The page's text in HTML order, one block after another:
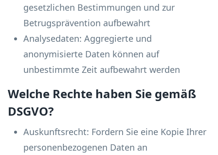
gesetzlichen Bestimmungen und zur
Betrugsprävention aufbewahrt
Analysedaten: Aggregierte und
anonymisierte Daten können auf
unbestimmte Zeit aufbewahrt werden
Welche Rechte haben Sie gemäß
DSGVO?
Auskunftsrecht: Fordern Sie eine Kopie Ihrer
personenbezogenen Daten an